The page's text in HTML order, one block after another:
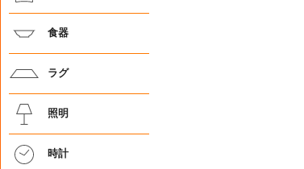
食器
ラグ
照明
時計